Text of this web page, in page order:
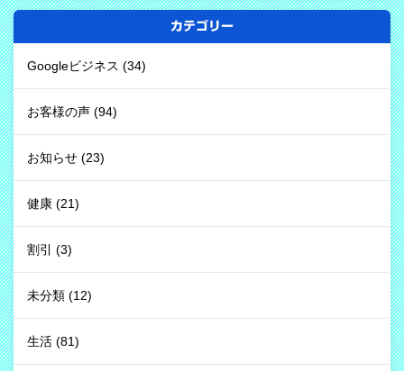
カテゴリー
Googleビジネス (34)
お客様の声 (94)
お知らせ (23)
健康 (21)
割引 (3)
未分類 (12)
生活 (81)